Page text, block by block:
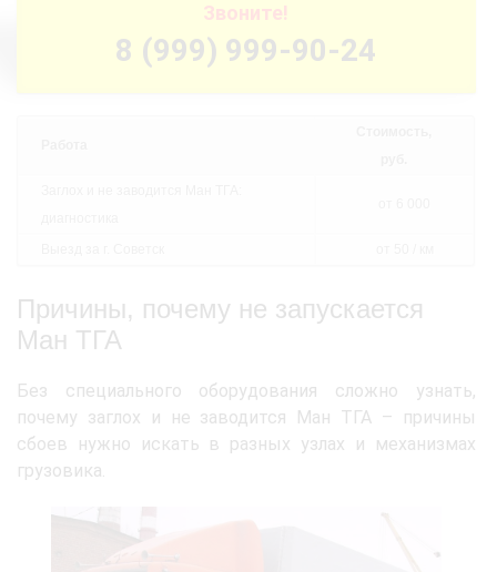
Звоните!
8 (999) 999-90-24
Причины, почему не запускается
Ман ТГА
Без специального оборудования сложно узнать,
почему заглох и не заводится Ман ТГА – причины
сбоев нужно искать в разных узлах и механизмах
грузовика.